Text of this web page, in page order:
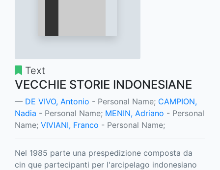
Text
VECCHIE STORIE INDONESIANE
DE VIVO, Antonio - Personal Name; CAMPION,
Nadia - Personal Name; MENIN, Adriano - Personal
Name; VIVIANI, Franco - Personal Name;
Nel 1985 parte una prespedizione composta da
cin­ que partecipanti per l'arcipelago indonesiano